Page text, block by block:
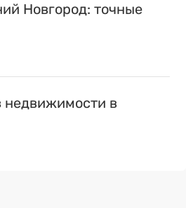
Новгород: точные
недвижимости в